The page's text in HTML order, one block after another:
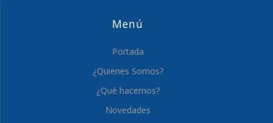
Menú
Portada
¿Quienes Somos?
¿Qué hacemos?
Novedades